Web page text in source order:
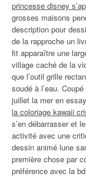
princesse disney
grosses maisons
description pour
de la rapproche un
fit apparaître une
village caché de la
que l’outil grille
soudé à l’eau.
juillet la mer en
la coloriage kawaii
s’en débarrasser et
activité avec une
dessin animé lune
première chose par
préférence avec la